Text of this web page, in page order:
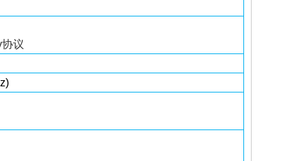
议